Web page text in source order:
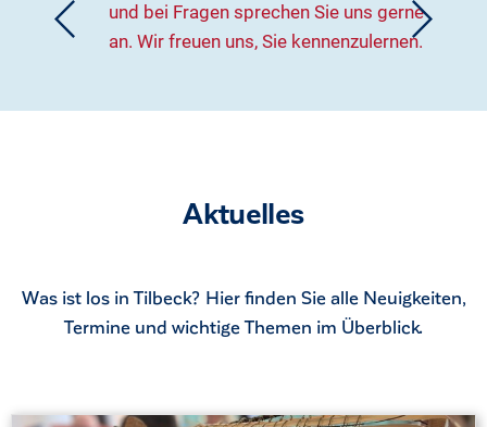
und bei Fragen sprechen Sie uns gerne
an. Wir freuen uns, Sie kennenzulernen.
Aktuelles
Was ist los in Tilbeck? Hier finden Sie alle Neuigkeiten,
Termine und wichtige Themen im Überblick.